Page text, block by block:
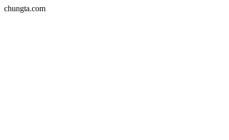
chungta.com